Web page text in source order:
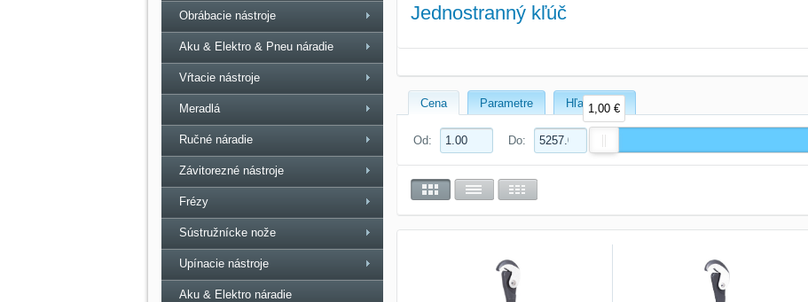
Jednostranný kľúč
Cena Parametre Hľadať text
Od: Do:
1,00 €
Obrábacie nástroje
Aku & Elektro & Pneu náradie
Vŕtacie nástroje
Meradlá
Ručné náradie
Závitorezné nástroje
Frézy
Sústružnícke nože
Upínacie nástroje
Aku & Elektro náradie